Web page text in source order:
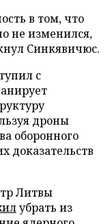
в том, что
не изменился,
Синкявичюс.
с
дроны
оборонного
доказательств
Литвы
убрать из